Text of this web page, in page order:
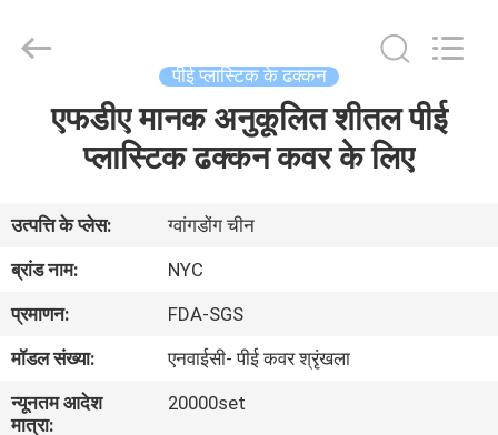
हमारे
बारे
कारखाना
Products
Co.,Ltd..
Developed
पीई प्लास्टिक के ढक्कन
एफडीए मानक अनुकूलित शीतल पीई
प्लास्टिक ढक्कन कवर के लिए
उत्पत्ति के प्लेस:
ग्वांगडोंग चीन
ब्रांड नाम:
NYC
प्रमाणन:
FDA-SGS
मॉडल संख्या:
एनवाईसी- पीई कवर श्रृंखला
न्यूनतम आदेश
मात्रा:
20000set